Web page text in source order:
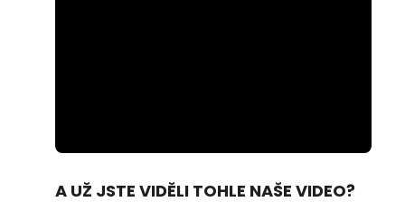
100.00%
A UŽ JSTE VIDĚLI TOHLE NAŠE VIDEO?